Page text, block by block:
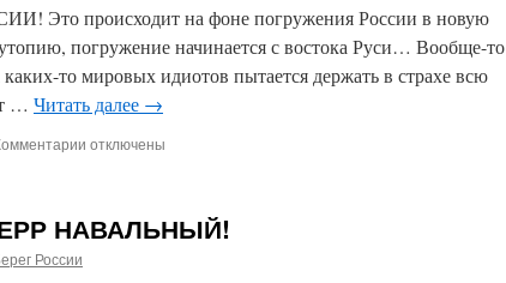
там,
где
Иуда,
Христа,
закончил
происходит на фоне погружения России в новую
погружение начинается с востока Руси… Вообще-то
то мировых идиотов пытается держать в страхе всю
… Читать далее →
к
ТЕПЕРЬ
отключены
НАВАЛЬНЫЙ!
России